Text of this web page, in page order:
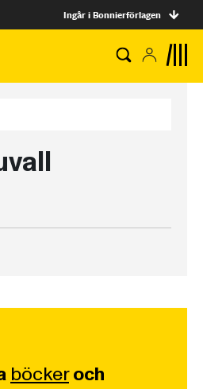
Ingår i Bonnierförlagen
böckeroch